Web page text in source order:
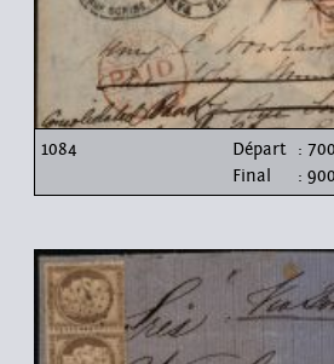
1084 Départ :
Final
: